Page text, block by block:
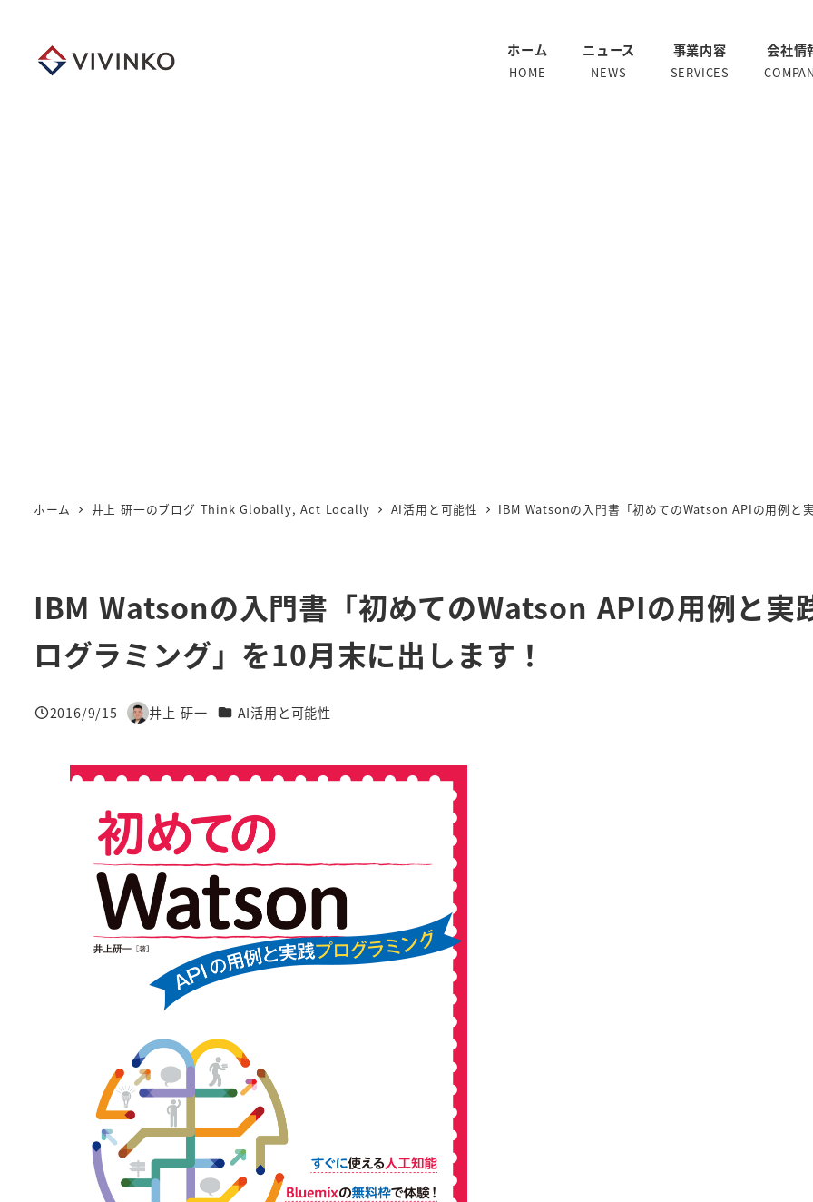
ホーム
HOME
ニュース
NEWS
事業内容
SERVICES
会社情
ホーム 井上 研一のブログ Think Globally, Act Locally AI活用と可能性 IBM Watsonの入門書「初めてのWatson APIの用例と
IBM Watsonの入門書「初めてのWatson APIの用例と実
ログラミング」を10月末に出します！
投稿日
2016/9/15
著
井上 研一 カテゴリー
AI活用と可能性